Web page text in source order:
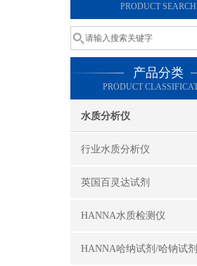
PRODUCT SEARCH
产品分类
PRODUCT
水质分析仪
行业水质分析仪
英国百灵达试剂
HANNA水质检测仪
HANNA哈纳试剂/哈钠试剂